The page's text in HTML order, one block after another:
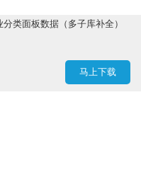
类面板数据（多子库补全）
马上下载